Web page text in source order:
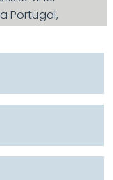
Portugal,